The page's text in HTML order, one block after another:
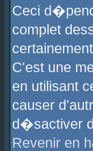
Ceci
complet
C'est une
en utilisant
causer
d�sactiver
Revenir en